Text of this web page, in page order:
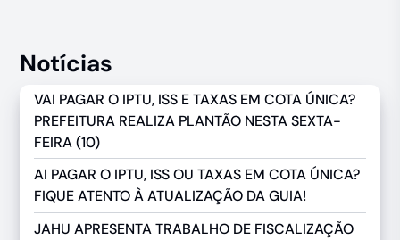
Notícias
VAI PAGAR O IPTU, ISS E TAXAS EM COTA ÚNICA?
PREFEITURA REALIZA PLANTÃO NESTA SEXTA-
FEIRA (10)
AI PAGAR O IPTU, ISS OU TAXAS EM COTA ÚNICA?
FIQUE ATENTO À ATUALIZAÇÃO DA GUIA!
JAHU APRESENTA TRABALHO DE FISCALIZAÇÃO